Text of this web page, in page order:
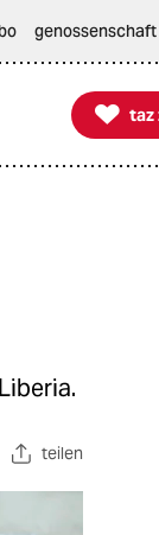
genossenschaft

taz taz
teilen